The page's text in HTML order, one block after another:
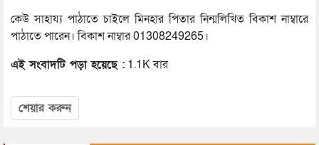
কেউ সাহায্য পাঠাতে চাইলে মিনহার পিতার নিন্মলিখিত বিকাশ নাম্বারে
পাঠাতে পারেন। বিকাশ নাম্বার 01308249265।
এই সংবাদটি পড়া হয়েছে : 1.1K বার
শেয়ার করুন